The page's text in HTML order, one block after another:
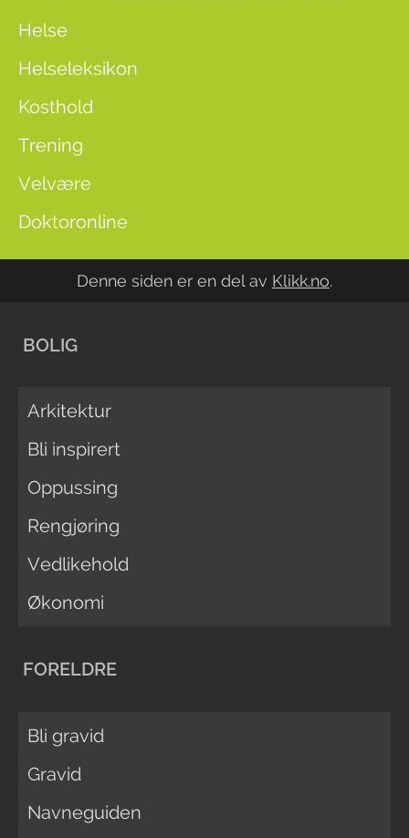
Helse
Helseleksikon
Kosthold
Trening
Velvære
Doktoronline
Denne siden er en del av Klikk.no.
BOLIG
Arkitektur
Bli inspirert
Oppussing
Rengjøring
Vedlikehold
Økonomi
FORELDRE
Bli gravid
Gravid
Navneguiden